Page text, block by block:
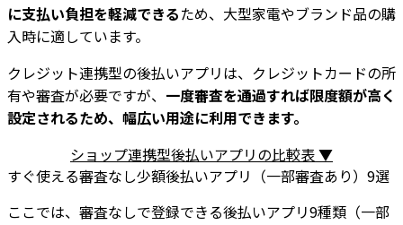
に支払い負担を軽減できるため、大型家電やブランド品の購
入時に適しています。
クレジット連携型の後払いアプリは、クレジットカードの所
有や審査が必要ですが、 一度審査を通過すれば限度額が高く
設定されるため、幅広い用途に利用できます。
ショップ連携型後払いアプリの比較表 ▼
すぐ使える審査なし少額後払いアプリ（一部審査あり）9選
ここでは、審査なしで登録できる後払いアプリ9種類（一部